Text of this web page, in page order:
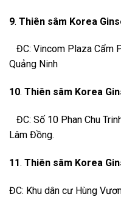
9. Thiên sâm Korea
ĐC: Vincom Plaza Cẩm
Quảng Ninh
10. Thiên sâm Korea
ĐC: Số 10 Phan Chu
Lâm Đồng.
11. Thiên sâm Korea
ĐC: Khu dân cư Hùng